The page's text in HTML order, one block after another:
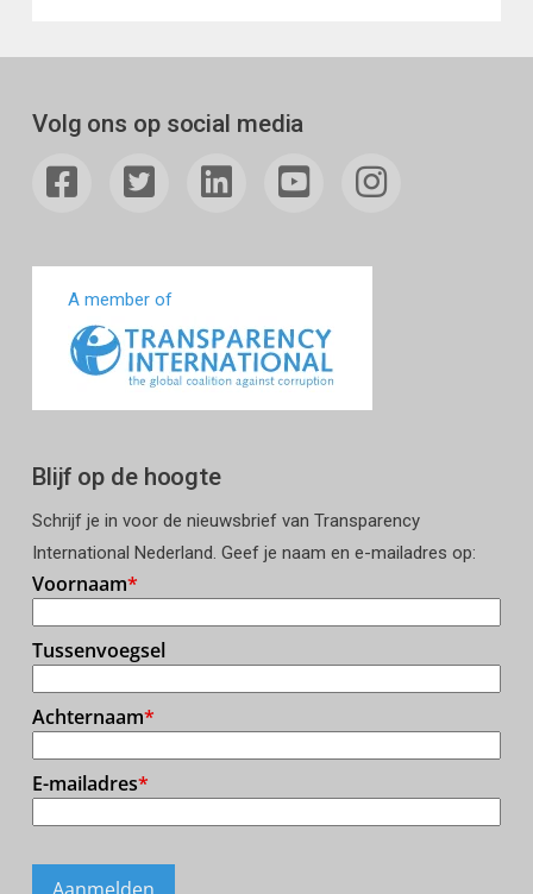
Volg ons op social media
A member of
Blijf op de hoogte
Schrijf je in voor de nieuwsbrief van Transparency
International Nederland. Geef je naam en e-mailadres op: